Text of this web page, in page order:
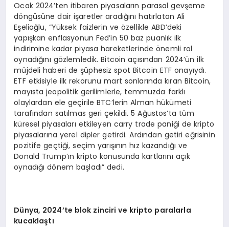
Ocak 2024’ten itibaren piyasaların parasal gevşeme
döngüsüne dair işaretler aradığını hatırlatan Ali
Eşelioğlu, “Yüksek faizlerin ve özellikle ABD’deki
yapışkan enflasyonun Fed’in 50 baz puanlık ilk
indirimine kadar piyasa hareketlerinde önemli rol
oynadığını gözlemledik. Bitcoin açısından 2024’ün ilk
müjdeli haberi de şüphesiz spot Bitcoin ETF onayıydı.
ETF etkisiyle ilk rekorunu mart sonlarında kıran Bitcoin,
mayısta jeopolitik gerilimlerle, temmuzda farklı
olaylardan ele geçirile BTC’lerin Alman hükümeti
tarafından satılmas geri çekildi. 5 Ağustos’ta tüm
küresel piyasaları etkileyen carry trade paniği de kripto
piyasalarına yerel dipler getirdi. Ardından getiri eğrisinin
pozitife geçtiği, seçim yarışının hız kazandığı ve
Donald Trump’ın kripto konusunda kartlarını açık
oynadığı dönem başladı” dedi.
Dünya, 2024’te blok zinciri ve kripto paralarla
kucaklaştı